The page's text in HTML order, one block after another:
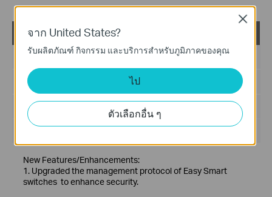
Easy Smart Configuration Utility v1.3.13.0
วันที่เผยแพร่:2023-02-20
ภาษา:
ขนาดไฟล์:
New Features/Enhancements:
1. Upgraded the management protocol of Easy Smart
switches to enhance security.
จาก United States?
รับผลิตภัณฑ์ กิจกรรม และบริการสำหรับภูมิภาคของคุณ
ไป
ตัวเลือกอื่น ๆ
Close